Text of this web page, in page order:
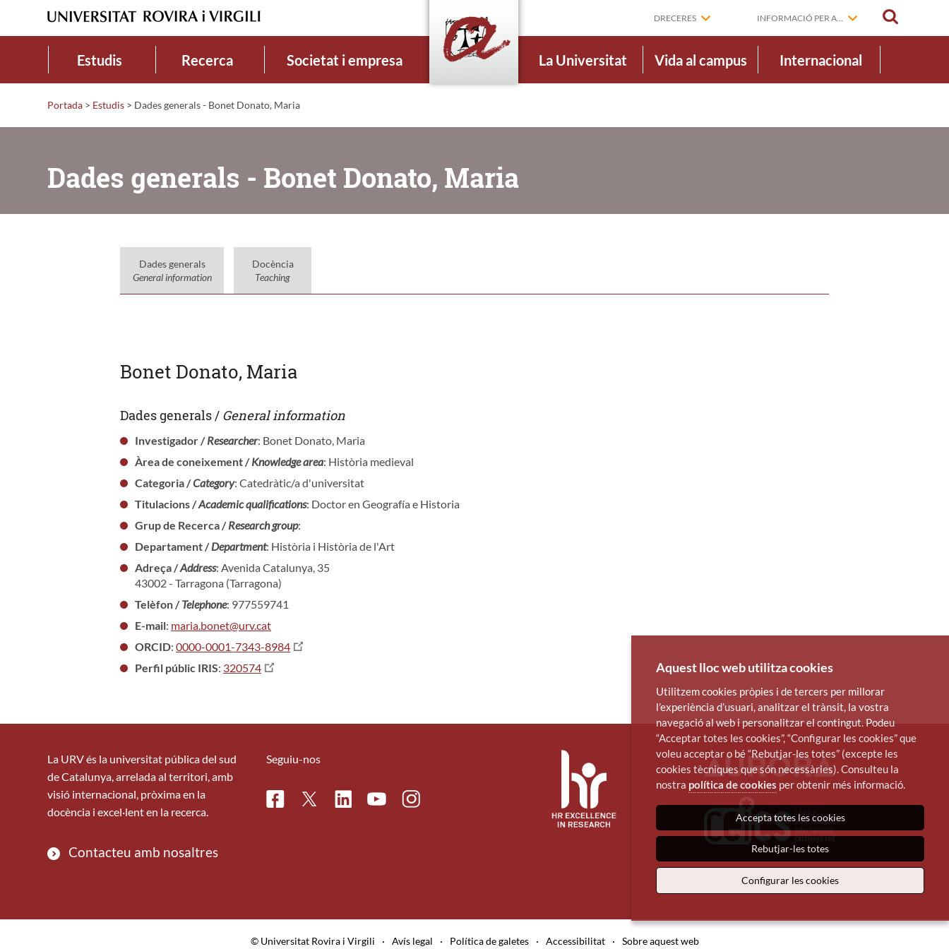
DRECERES INFORMACIÓ PER A...
Estudis Recerca Societat i empresa La Universitat Vida al campus Internacional
Portada > Estudis > Dades generals - Bonet Donato, Maria
Dades generals - Bonet Donato, Maria
Dades generals
General information
Docència
Teaching
Bonet Donato, Maria
Dades generals / General information
Investigador /Researcher: Bonet Donato, Maria
Àrea de coneixement /Knowledge area: Història medieval
Categoria /Category: Catedràtic/a d'universitat
Titulacions /Academic qualifications: Doctor en Geografía e Historia
Grup de Recerca /Research group:
Departament /Department: Història i Història de l'Art
Adreça /Address: Avenida Catalunya, 35
43002 - Tarragona (Tarragona)
Telèfon /Telephone: 977559741
E-mail: maria.bonet@urv.cat
ORCID:0000-0001-7343-8984
Perfil públic IRIS: 320574
La URV és la universitat pública del sud
de Catalunya, arrelada al territori, amb
visió internacional, pròxima en la
docència i excel·lent en la recerca.
Contacteu amb nosaltres
Seguiu-nos
FacebookTwitterLinkedinYoutubeInstagram
© Universitat Rovira i Virgili · Avís legal · Política de galetes · Accessibilitat · Sobre aquest web
Aquest lloc web utilitza cookies
Utilitzem cookies pròpies i de tercers per millorar
l’experiència d’usuari, analitzar el trànsit, la vostra
navegació al web i personalitzar el contingut. Podeu
“Acceptar totes les cookies”, “Configurar les cookies” que
voleu acceptar o bé “Rebutjar-les totes” (excepte les
cookies tècniques que són necessàries). Consulteu la
nostra política de cookies per obtenir més informació.
Accepta totes les cookies
Rebutjar-les totes
Configurar les cookies